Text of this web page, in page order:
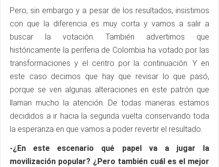
Pero, sin embargo y a pesar de los resultados, insistimos
con que la diferencia es muy corta y vamos a salir a
buscar la votación. También advertimos que
históricamente la periferia de Colombia ha votado por las
transformaciones y el centro por la continuación. Y en
este caso decimos que hay que revisar lo que pasó,
porque se ven algunas alteraciones en este patrón que
llaman mucho la atención. De todas maneras estamos
decididos a ir hacia la segunda vuelta conservando toda
la esperanza en que vamos a poder revertir el resultado.
-¿En este escenario qué papel va a jugar la
movilización popular? ¿Pero también cuál es el mejor